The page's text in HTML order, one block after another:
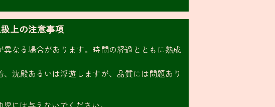
上の注意事項
なる場合があります。時間の経過とともに熟成
沈殿あるいは浮遊しますが、品質には問題あり